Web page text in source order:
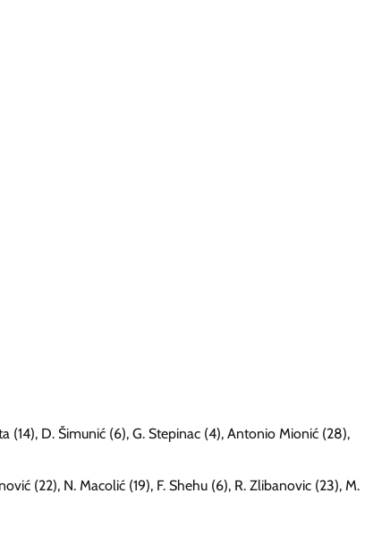
(14), D. Šimunić (6), G. Stepinac (4), Antonio Mionić (28),
(22), N. Macolić (19), F. Shehu (6), R. Zlibanovic (23), M.